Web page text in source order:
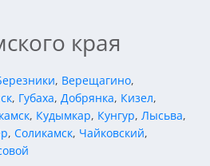
края
, Верещагино,
, Губаха, Добрянка, Кизел,
, Кудымкар, Кунгур, Лысьва,
, Соликамск, Чайковский,